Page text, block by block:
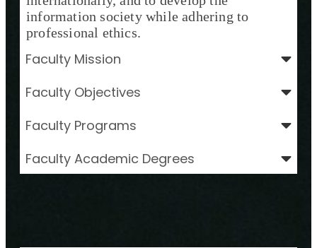
information society while adhering to
professional ethics.
Faculty Mission
Faculty Objectives
Faculty Programs
Faculty Academic Degrees